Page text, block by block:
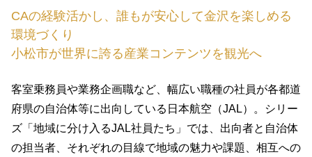
CAの経験活かし、誰もが安心して金沢を楽しめる
環境づくり
小松市が世界に誇る産業コンテンツを観光へ
客室乗務員や業務企画職など、幅広い職種の社員が各都道
府県の自治体等に出向している日本航空（JAL）。シリー
ズ「地域に分け入るJAL社員たち」では、出向者と自治体
の担当者、それぞれの目線で地域の魅力や課題、相互への